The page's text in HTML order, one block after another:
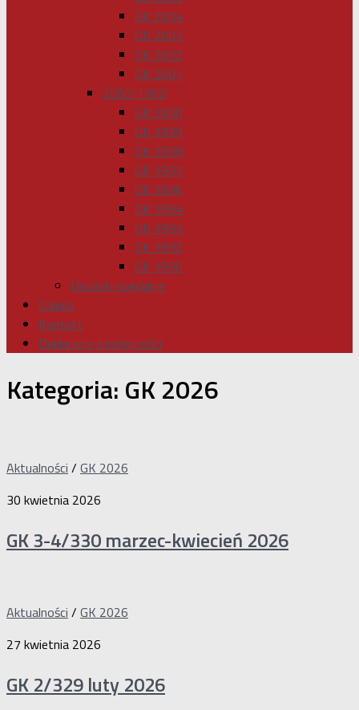
GK 2004
GK 2003
GK 2002
GK 2001
2000-1990
GK 2000
GK 1999
GK 1998
GK 1997
GK 1996
GK 1994
GK 1993
GK 1992
GK 1990
Dodatki specjalne
Galeria
Kontakt
Deklaracja dostępności
Kategoria: GK 2026
Aktualności / GK 2026
30 kwietnia 2026
GK 3-4/330 marzec-kwiecień 2026
Aktualności / GK 2026
27 kwietnia 2026
GK 2/329 luty 2026